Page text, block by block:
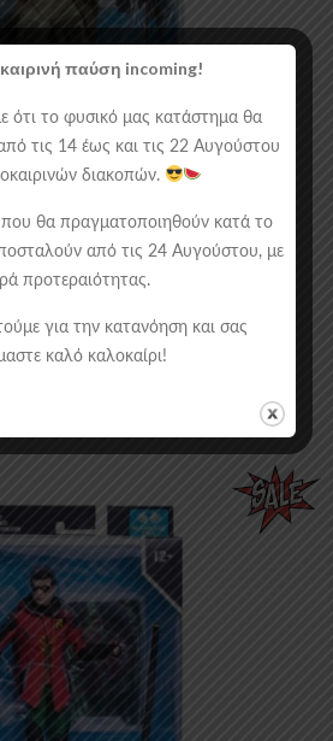
Batman (Dark Detective)
παύση incoming!
ότι το φυσικό μας κατάστημα θα
τις 14 έως και τις 22 Αυγούστου
διακοπών.
θα πραγματοποιηθούν κατά το
από τις 24 Αυγούστου, με
προτεραιότητας.
για την κατανόηση και σας
καλό καλοκαίρι!